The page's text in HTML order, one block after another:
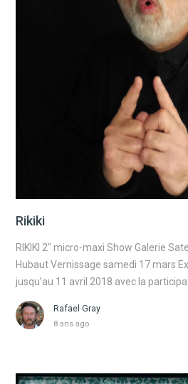
Rikiki
RIKIKI 2″ micro-maxi Show Galerie
Hubaut Vernissage samedi 17 mars
jusqu’au 11 avril 2018 avec la
Rafael Gray
8 ans ago